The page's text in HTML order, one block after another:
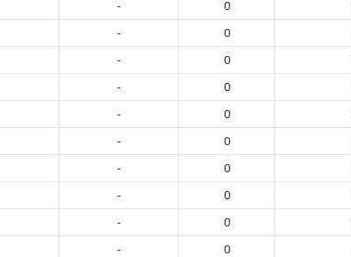
- 0
- 0
- 0
- 0
- 0
- 0
- 0
- 0
- 0
- 0